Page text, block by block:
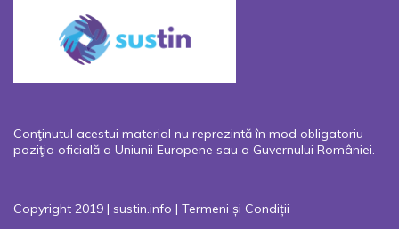
Conţinutul acestui material nu reprezintă în mod obligatoriu
poziţia oficială a Uniunii Europene sau a Guvernului României.
Copyright 2019 | sustin.info | Termeni și Condiții